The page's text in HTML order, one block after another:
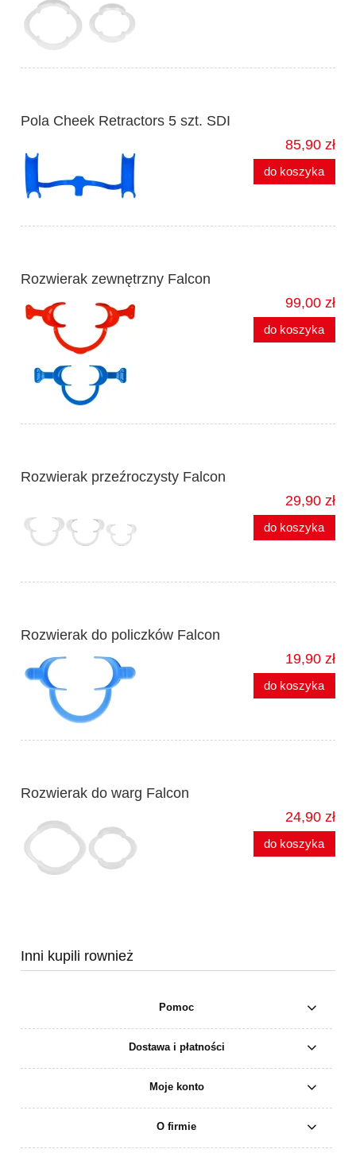
Pola Cheek Retractors 5 szt. SDI
85,90 zł
do koszyka
Rozwierak zewnętrzny Falcon
99,00 zł
do koszyka
Rozwierak przeźroczysty Falcon
29,90 zł
do koszyka
Rozwierak do policzków Falcon
19,90 zł
do koszyka
Rozwierak do warg Falcon
24,90 zł
do koszyka
Inni kupili rownież
Pomoc
Dostawa i płatności
Moje konto
O firmie